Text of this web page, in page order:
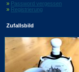
» Password vergessen
» Registrierung
Zufallsbild